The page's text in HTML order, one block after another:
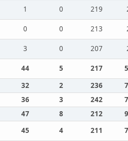
1 0 219
0 0 213
3 0 207
44 5 217
32 2 236
36 3 242
47 8 212
45 4 211